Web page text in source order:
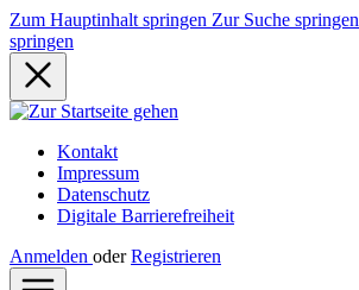
Zum Hauptinhalt springen Zur Suche springen
springen
Kontakt
Impressum
Datenschutz
Digitale Barrierefreiheit
Anmelden oder Registrieren